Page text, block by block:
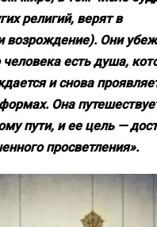
религий, верят в
возрождение). Они
есть душа,
и снова
Она
пути, и ее цель —
просветления».